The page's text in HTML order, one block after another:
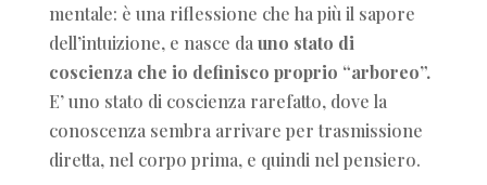
mentale: è una riflessione che ha più il sapore
dell’intuizione, e nasce da uno stato di
coscienza che io definisco proprio “arboreo”.
E’ uno stato di coscienza rarefatto, dove la
conoscenza sembra arrivare per trasmissione
diretta, nel corpo prima, e quindi nel pensiero.